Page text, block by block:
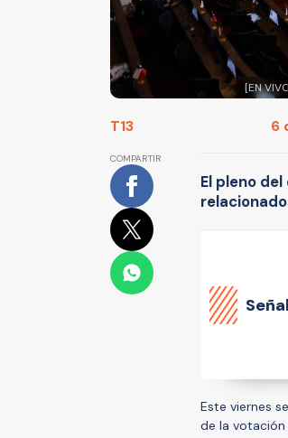
[EN
T13 6
COMPARTIR
El pleno
Señal
Este viernes
de la